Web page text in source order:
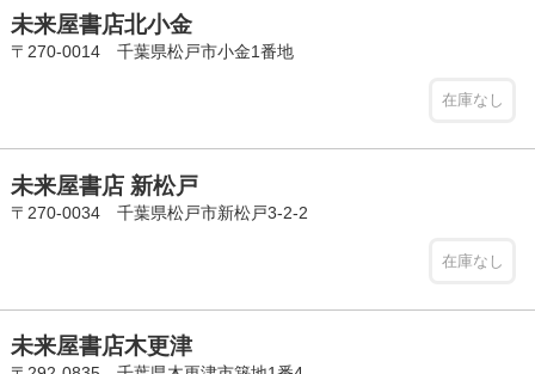
未来屋書店北小金
〒270-0014 千葉県松戸市小金1番地
在庫なし
未来屋書店 新松戸
〒270-0034 千葉県松戸市新松戸3-2-2
在庫なし
未来屋書店木更津